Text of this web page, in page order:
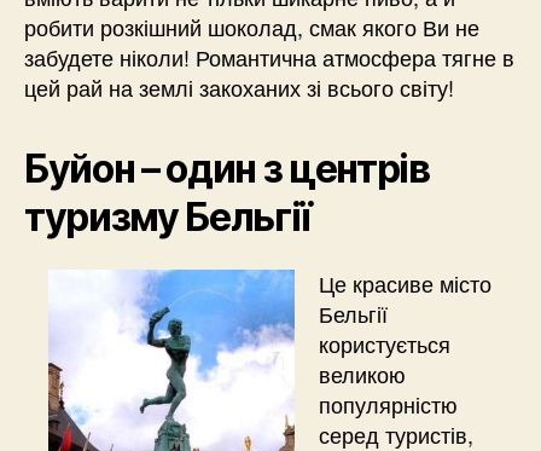
робити розкішний шоколад, смак якого Ви не
забудете ніколи! Романтична атмосфера тягне в
цей рай на землі закоханих зі всього світу!
Буйон – один з центрів
туризму Бельгії
Це красиве місто
Бельгії
користується
великою
популярністю
серед туристів,